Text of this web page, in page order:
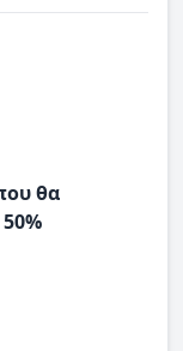
θα